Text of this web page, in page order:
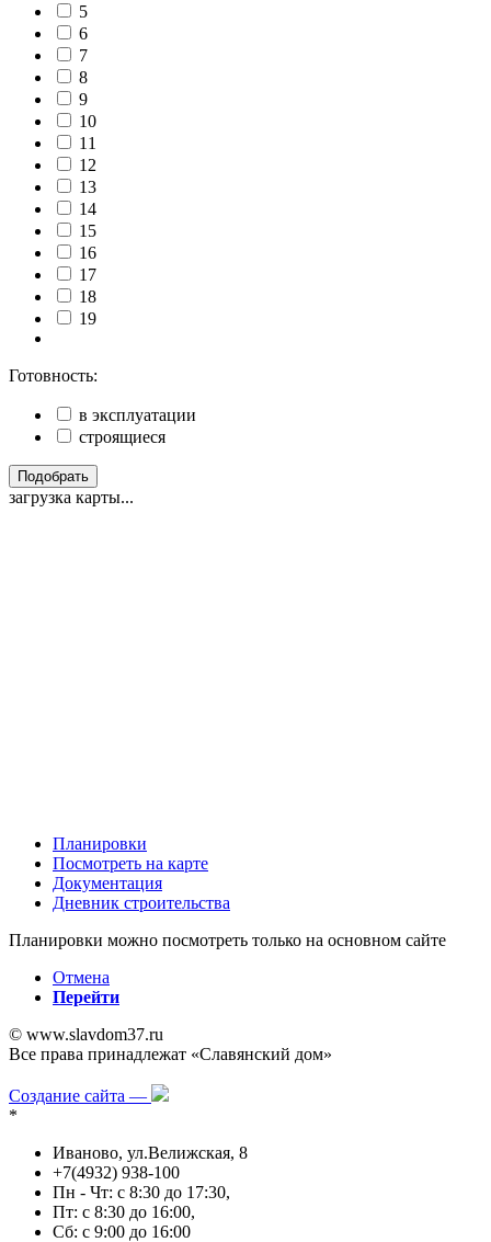
5
6
7
8
9
10
11
12
13
14
15
16
17
18
19
Готовность:
в эксплуатации
строящиеся
Подобрать
загрузка карты...
Планировки
Посмотреть на карте
Документация
Дневник строительства
Планировки можно посмотреть только на основном сайте
Отмена
Перейти
© www.slavdom37.ru
Все права принадлежат «Славянский дом»
Создание сайта —
*
Иваново, ул.Велижская, 8
+7(4932) 938-100
Пн - Чт: с 8:30 до 17:30,
Пт: с 8:30 до 16:00,
Сб: с 9:00 до 16:00